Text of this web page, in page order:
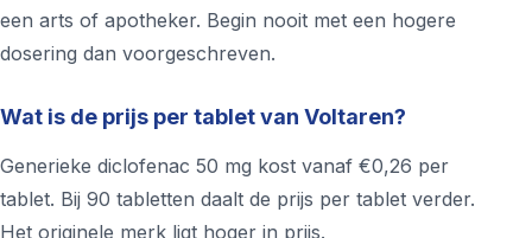
een arts of apotheker. Begin nooit met een hogere
dosering dan voorgeschreven.
Wat is de prijs per tablet van Voltaren?
Generieke diclofenac 50 mg kost vanaf €0,26 per
tablet. Bij 90 tabletten daalt de prijs per tablet verder.
Het originele merk ligt hoger in prijs.